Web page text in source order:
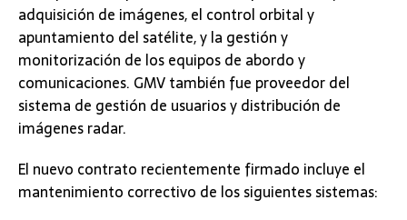
adquisición de imágenes, el control orbital y
apuntamiento del satélite, y la gestión y
monitorización de los equipos de abordo y
comunicaciones. GMV también fue proveedor del
sistema de gestión de usuarios y distribución de
imágenes radar.
El nuevo contrato recientemente firmado incluye el
mantenimiento correctivo de los siguientes sistemas: